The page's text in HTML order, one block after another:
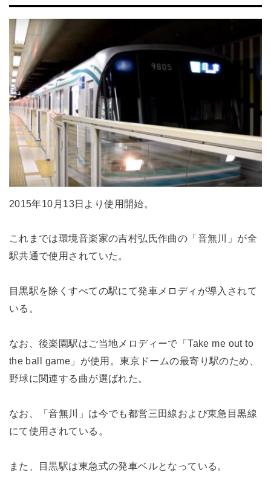
2015年10月13日より使用開始。
これまでは環境音楽家の吉村弘氏作曲の「音無川」が全
駅共通で使用されていた。
目黒駅を除くすべての駅にて発車メロディが導入されて
いる。
なお、後楽園駅はご当地メロディーで「Take me out to
the ball game」が使用。東京ドームの最寄り駅のため、
野球に関連する曲が選ばれた。
なお、「音無川」は今でも都営三田線および東急目黒線
にて使用されている。
また、目黒駅は東急式の発車ベルとなっている。